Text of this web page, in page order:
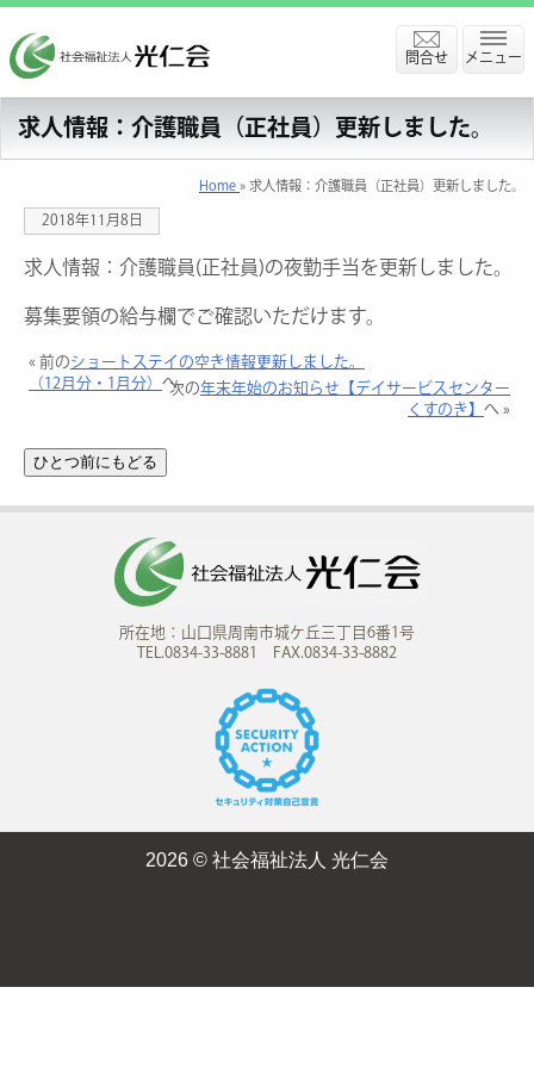
メニュー
問合せ
求人情報：介護職員（正社員）更新しました。
Home» 求人情報：介護職員（正社員）更新しました。
2018年11月8日
求人情報：介護職員(正社員)の夜勤手当を更新しました。
募集要領の給与欄でご確認いただけます。
« 前のショートステイの空き情報更新しました。
（12月分・1月分） へ次の年末年始のお知らせ【デイサービスセンター
くすのき】 へ »
所在地：山口県周南市城ケ丘三丁目6番1号
TEL.0834-33-8881 FAX.0834-33-8882
2026 © 社会福祉法人 光仁会